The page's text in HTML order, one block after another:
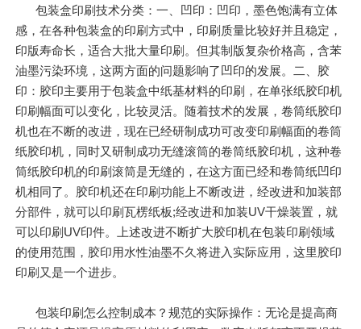
包装盒印刷技术分类：一、凹印：凹印，墨色饱满有立体
感，在各种包装盒的印刷方式中，印刷质量比较好并且稳定，
印版寿命长，适合大批大量印刷。但其制版复杂价格高，含苯
油墨污染环境，这两方面的问题影响了凹印的发展。二、胶
印：胶印主要用于包装盒中纸基材料的印刷，在单张纸胶印机
印刷幅面可以变化，比较灵活。随着技术的发展，卷筒纸胶印
机也在不断的改进，现在已经研制成功可改变印刷幅面的卷筒
纸胶印机，同时又研制成功无缝滚筒的卷筒纸胶印机，这种卷
筒纸胶印机的印刷滚筒是无缝的，在这方面已经和卷筒纸凹印
机相同了。胶印机还在印刷功能上不断改进，经改进和加装部
分部件，就可以印刷瓦楞纸板;经改进和加装UV干燥装置，就
可以印刷UV印件。上述改进不断扩大胶印机在包装印刷领域
的使用范围，胶印用水性油墨不久将进入实际应用，这里胶印
印刷又是一个进步。
包装印刷怎么控制成本？规范的实际操作：无论是提高商